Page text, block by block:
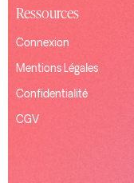
Ressources
Connexion
Mentions Légales
Confidentialité
CGV